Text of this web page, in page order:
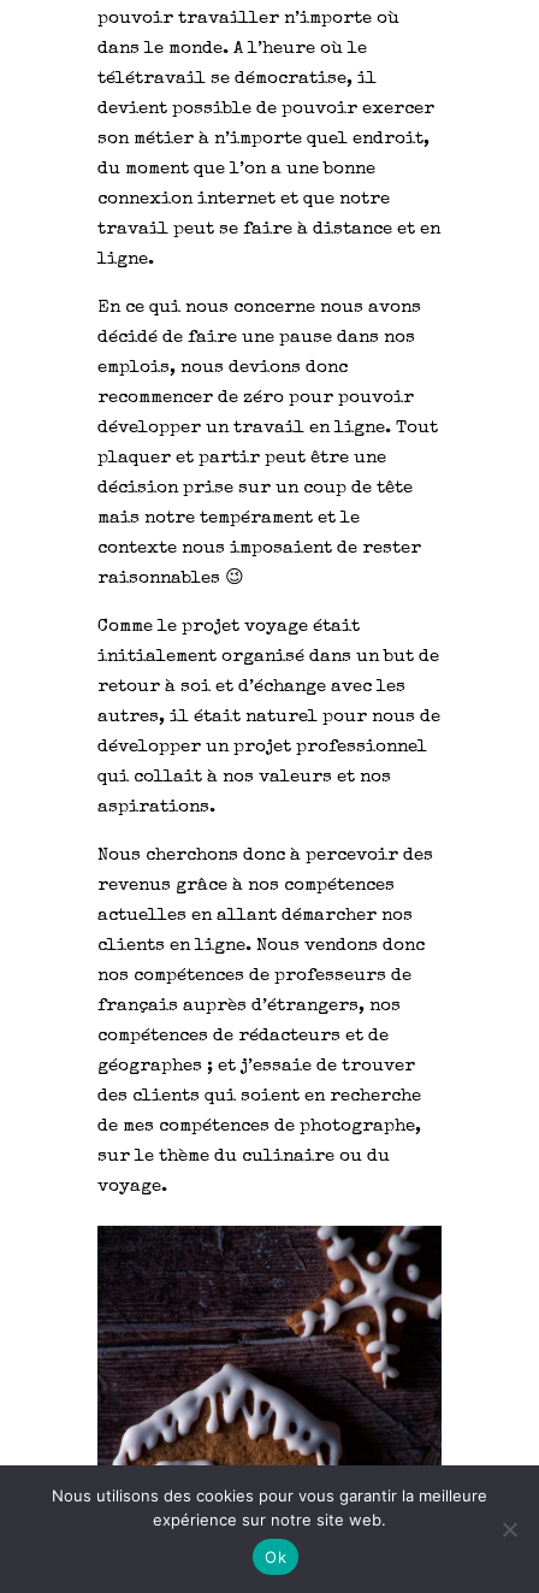
pouvoir travailler n’importe où
dans le monde. A l’heure où le
télétravail se démocratise, il
devient possible de pouvoir exercer
son métier à n’importe quel endroit,
du moment que l’on a une bonne
connexion internet et que notre
travail peut se faire à distance et en
ligne.
En ce qui nous concerne nous avons
décidé de faire une pause dans nos
emplois, nous devions donc
recommencer de zéro pour pouvoir
développer un travail en ligne. Tout
plaquer et partir peut être une
décision prise sur un coup de tête
mais notre tempérament et le
contexte nous imposaient de rester
raisonnables 😉
Comme le projet voyage était
initialement organisé dans un but de
retour à soi et d’échange avec les
autres, il était naturel pour nous de
développer un projet professionnel
qui collait à nos valeurs et nos
aspirations.
Nous cherchons donc à percevoir des
revenus grâce à nos compétences
actuelles en allant démarcher nos
clients en ligne. Nous vendons donc
nos compétences de professeurs de
français auprès d’étrangers, nos
compétences de rédacteurs et de
géographes ; et j’essaie de trouver
des clients qui soient en recherche
de mes compétences de photographe,
sur le thème du culinaire ou du
voyage.
Nous utilisons des cookies pour vous garantir la meilleure
expérience sur notre site web.
Ok